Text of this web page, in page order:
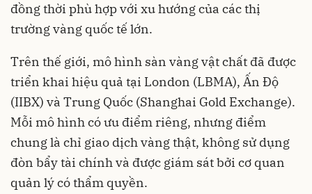
đồng thời phù hợp với xu hướng của các thị
trường vàng quốc tế lớn.
Trên thế giới, mô hình sàn vàng vật chất đã được
triển khai hiệu quả tại London (LBMA), Ấn Độ
(IIBX) và Trung Quốc (Shanghai Gold Exchange).
Mỗi mô hình có ưu điểm riêng, nhưng điểm
chung là chỉ giao dịch vàng thật, không sử dụng
đòn bẩy tài chính và được giám sát bởi cơ quan
quản lý có thẩm quyền.